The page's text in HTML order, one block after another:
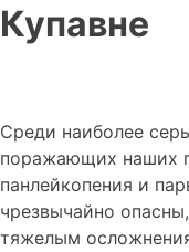
Купавне
Среди наиболее
поражающих наших
панлейкопения и
чрезвычайно
тяжелым